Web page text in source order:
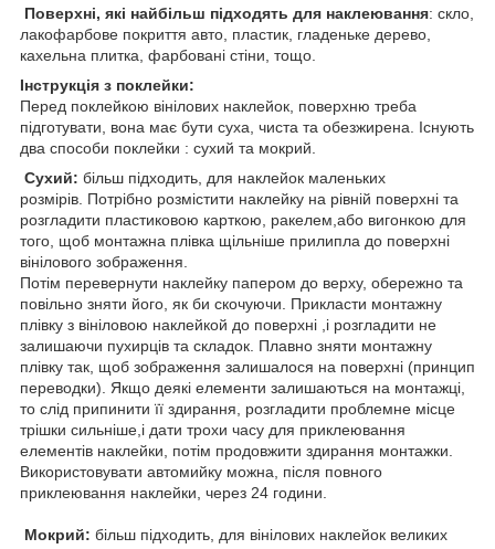
Поверхні, які найбільш підходять для наклеювання: скло,
лакофарбове покриття авто, пластик, гладеньке дерево,
кахельна плитка, фарбовані стіни, тощо.
Інструкція з поклейки:
Перед поклейкою вінілових наклейок, поверхню треба
підготувати, вона має бути суха, чиста та обезжирена. Існують
два способи поклейки : сухий та мокрий.
Сухий: більш підходить, для наклейок маленьких
розмірів. Потрібно розмістити наклейку на рівній поверхні та
розгладити пластиковою карткою, ракелем,або вигонкою для
того, щоб монтажна плівка щільніше прилипла до поверхні
вінілового зображення.
Потім перевернути наклейку папером до верху, обережно та
повільно зняти його, як би скочуючи. Прикласти монтажну
плівку з вініловою наклейкой до поверхні ,і розгладити не
залишаючи пухирців та складок. Плавно зняти монтажну
плівку так, щоб зображення залишалося на поверхні (принцип
переводки). Якщо деякі елементи залишаються на монтажці,
то слід припинити її здирання, розгладити проблемне місце
трішки сильніше,і дати трохи часу для приклеювання
елементів наклейки, потім продовжити здирання монтажки.
Використовувати автомийку можна, після повного
приклеювання наклейки, через 24 години.
Мокрий: більш підходить, для вінілових наклейок великих